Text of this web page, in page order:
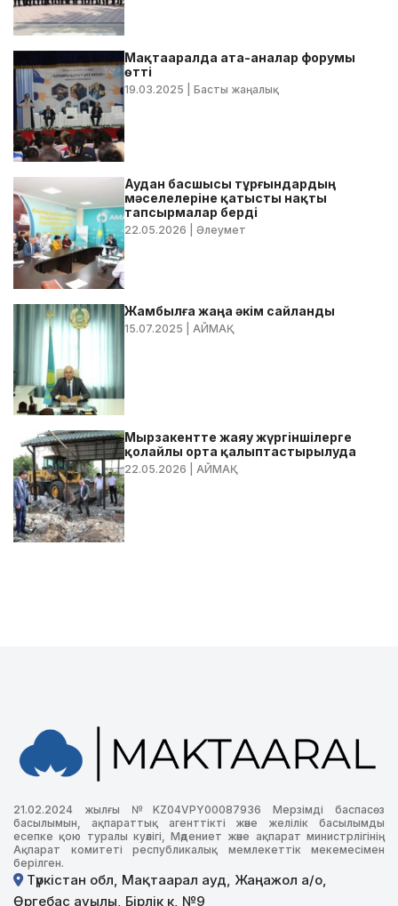
Мақтааралда ата-аналар форумы
өтті
19.03.2025 | Басты жаңалық
Аудан басшысы тұрғындардың
мәселелеріне қатысты нақты
тапсырмалар берді
22.05.2026 | Әлеумет
Жамбылға жаңа әкім сайланды
15.07.2025 | АЙМАҚ
Мырзакентте жаяу жүргіншілерге
қолайлы орта қалыптастырылуда
22.05.2026 | АЙМАҚ
21.02.2024 жылғы №KZ04VPY00087936 Мерзімді баспасөз
басылымын, ақпараттық агенттікті және желілік басылымды
есепке қою туралы куәлігі, Мәдениет және ақпарат министрлігінің
Ақпарат комитеті республикалық мемлекеттік мекемесімен
берілген.
Түркістан обл, Мақтаарал ауд, Жаңажол а/о,
Өргебас ауылы, Бірлік к, №9